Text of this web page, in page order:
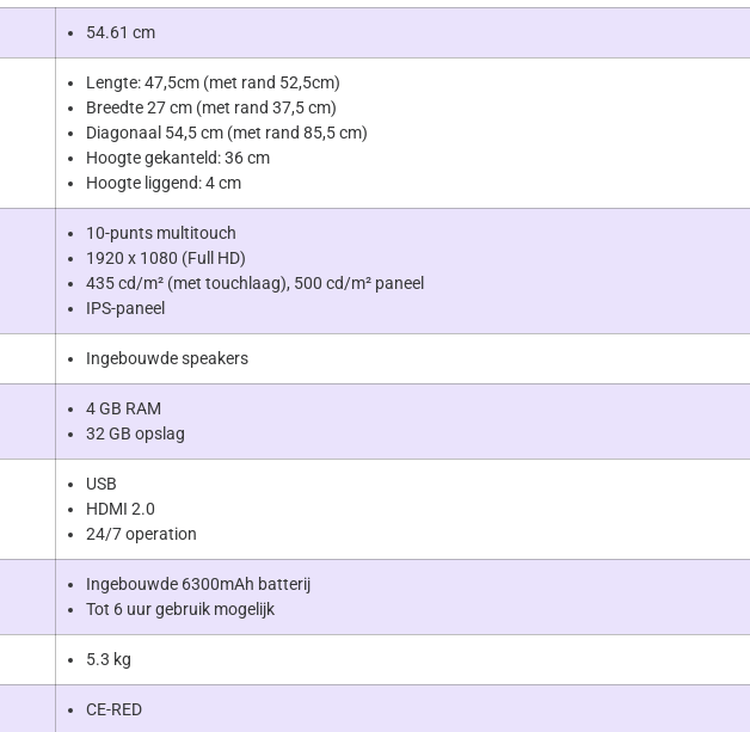
54.61 cm
Lengte: 47,5cm (met rand 52,5cm)
Breedte 27 cm (met rand 37,5 cm)
Diagonaal 54,5 cm (met rand 85,5 cm)
Hoogte gekanteld: 36 cm
Hoogte liggend: 4 cm
10-punts multitouch
1920 x 1080 (Full HD)
435 cd/m² (met touchlaag), 500 cd/m² paneel
IPS-paneel
Ingebouwde speakers
4 GB RAM
32 GB opslag
USB
HDMI 2.0
24/7 operation
Ingebouwde 6300mAh batterij
Tot 6 uur gebruik mogelijk
5.3 kg
CE-RED